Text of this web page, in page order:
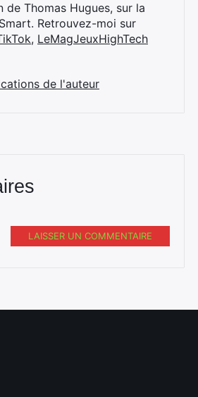
de Thomas Hugues, sur la
Retrouvez-moi sur
, LeMagJeuxHighTech
de l'auteur
LAISSER UN COMMENTAIRE